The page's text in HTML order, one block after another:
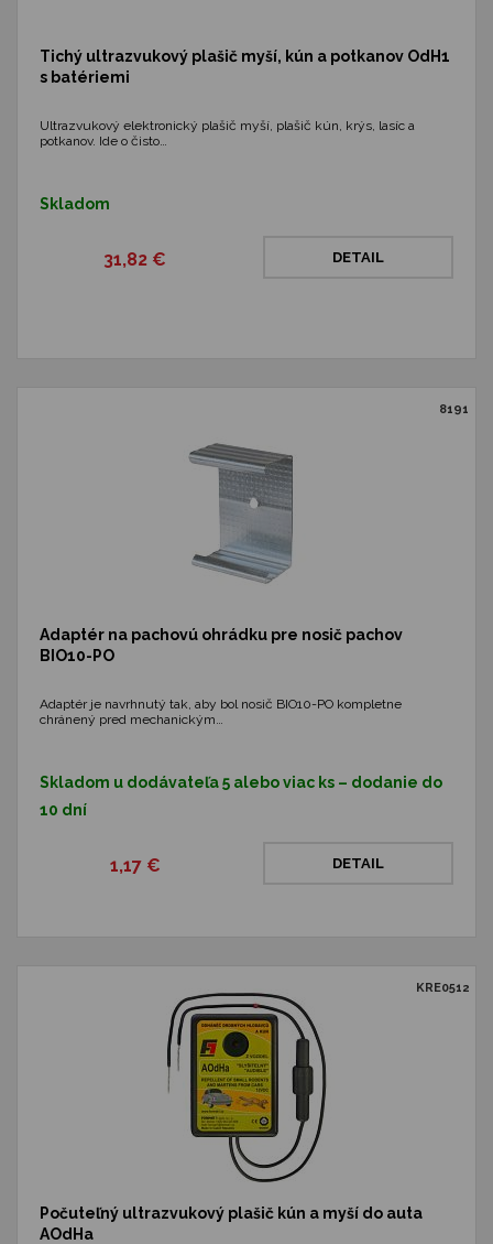
Tichý ultrazvukový plašič myší, kún a potkanov OdH1
s batériemi
Ultrazvukový elektronický plašič myší, plašič kún, krýs, lasíc a
potkanov. Ide o čisto…
Skladom
31,82 € DETAIL
8191
Adaptér na pachovú ohrádku pre nosič pachov
BIO10-PO
Adaptér je navrhnutý tak, aby bol nosič BIO10-PO kompletne
chránený pred mechanickým…
Skladom u dodávateľa 5 alebo viac ks – dodanie do
10 dní
1,17 € DETAIL
KRE0512
Počuteľný ultrazvukový plašič kún a myší do auta
AOdHa